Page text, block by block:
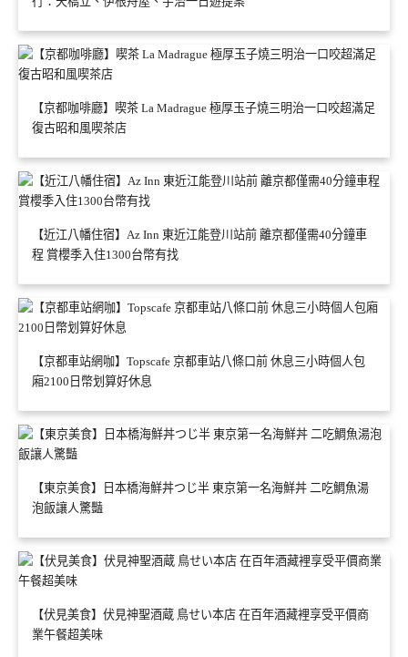
【京都咖啡廳】喫茶 La Madrague 極厚玉子燒三明治一口咬超滿足
復古昭和風喫茶店
【近江八幡住宿】Az Inn 東近江能登川站前 離京都僅需40分鐘車
程 賞櫻季入住1300台幣有找
【京都車站網咖】Topscafe 京都車站八條口前 休息三小時個人包
廂2100日幣划算好休息
【東京美食】日本橋海鮮丼つじ半 東京第一名海鮮丼 二吃鯛魚湯
泡飯讓人驚豔
【伏見美食】伏見神聖酒蔵 鳥せい本店 在百年酒藏裡享受平價商
業午餐超美味